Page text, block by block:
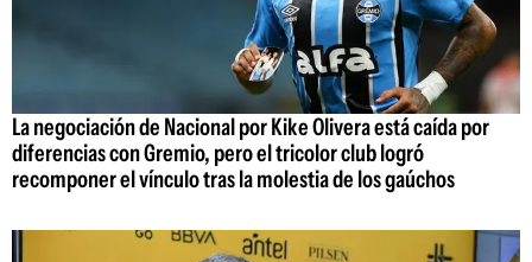
La negociación de Nacional por Kike Olivera está caída por
diferencias con Gremio, pero el tricolor club logró
recomponer el vínculo tras la molestia de los gaúchos